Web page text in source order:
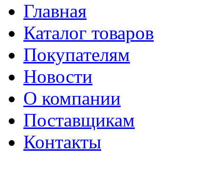
Главная
Каталог товаров
Покупателям
Новости
О компании
Поставщикам
Контакты